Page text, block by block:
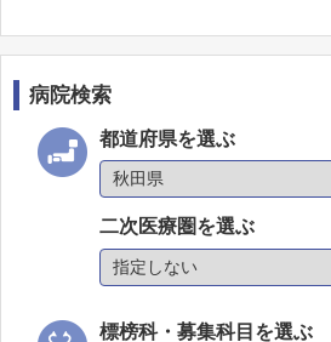
病院検索
都道府県を選ぶ
二次医療圏を選ぶ
標榜科・募集科目を選ぶ